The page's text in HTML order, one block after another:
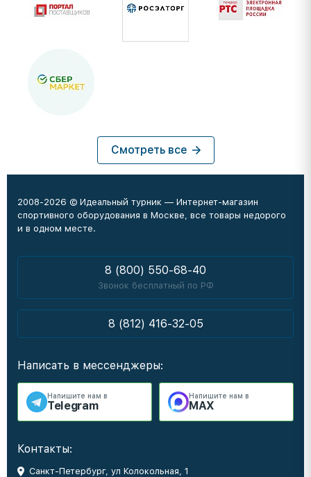
Смотреть все
2008-2026 © Идеальный турник — Интернет-магазин
спортивного оборудования в Москве, все товары недорого
и в одном месте.
8 (800) 550-68-40
Звонок бесплатный по РФ
8 (812) 416-32-05
Написать в мессенджеры:
Напишите нам в
Telegram
Напишите нам в
MAX
Контакты:
Санкт-Петербург, ул Колокольная, 1